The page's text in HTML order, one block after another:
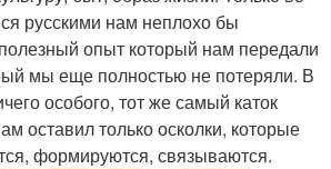
Кирпичная печь
Печь на дровах
русскими нам неплохо бы
опыт который нам передали
мы еще полностью не потеряли. В
особого, тот же самый каток
оставил только осколки, которые
формируются, связываются.